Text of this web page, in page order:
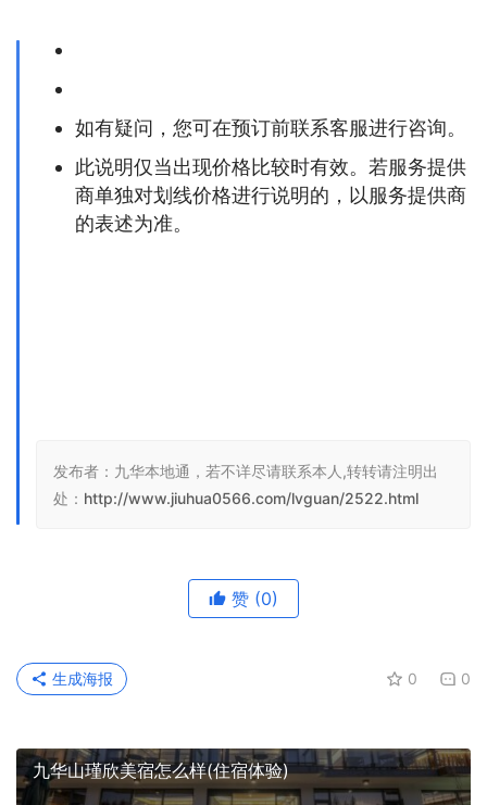
如有疑问，您可在预订前联系客服进行咨询。
此说明仅当出现价格比较时有效。若服务提供
商单独对划线价格进行说明的，以服务提供商
的表述为准。
发布者：九华本地通，若不详尽请联系本人,转转请注明出
处： http://www.jiuhua0566.com/lvguan/2522.html
赞 (0)
0 0
生成海报
九华山瑾欣美宿怎么样(住宿体验)